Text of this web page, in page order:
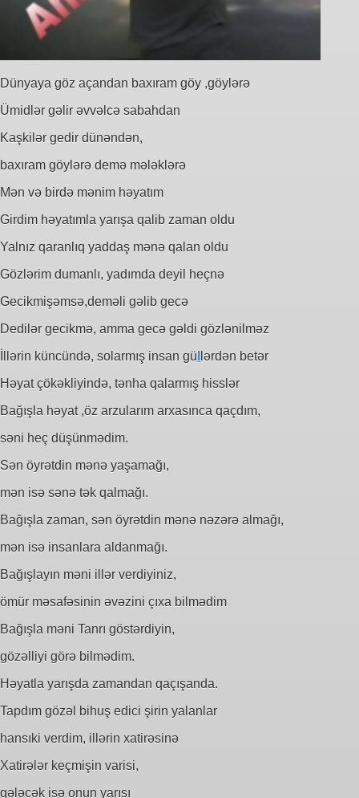
Dünyaya göz açandan baxıram göy ,göylərə
Ümidlər gəlir əvvəlcə sabahdan
Kaşkilər gedir dünəndən,
baxıram göylərə demə mələklərə
Mən və birdə mənim həyatım
Girdim həyatımla yarışa qalib zaman oldu
Yalnız qaranlıq yaddaş mənə qalan oldu
Gözlərim dumanlı, yadımda deyil heçnə
Gecikmişəmsə,deməli gəlib gecə
Dedilər gecikmə, amma gecə gəldi gözlənilməz
İllərin küncündə, solarmış insan gü lərdən betər
Həyat çökəkliyində, tənha qalarmış hisslər
Bağışla həyat ,öz arzularım arxasınca qaçdım,
səni heç düşünmədim.
Sən öyrətdin mənə yaşamağı,
mən isə sənə tək qalmağı.
Bağışla zaman, sən öyrətdin mənə nəzərə almağı,
mən isə insanlara aldanmağı.
Bağışlayın məni illər verdiyiniz,
ömür məsafəsinin əvəzini çıxa bilmədim
Bağışla məni Tanrı göstərdiyin,
gözəlliyi görə bilmədim.
Həyatla yarışda zamandan qaçışanda.
Tapdım gözəl bihuş edici şirin yalanlar
hansıki verdim, illərin xatirəsinə
Xatirələr keçmişin varisi,
gələcək isə onun yarısı